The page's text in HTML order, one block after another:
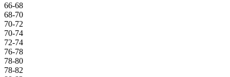
66-68
68-70
70-72
70-74
72-74
76-78
78-80
78-82